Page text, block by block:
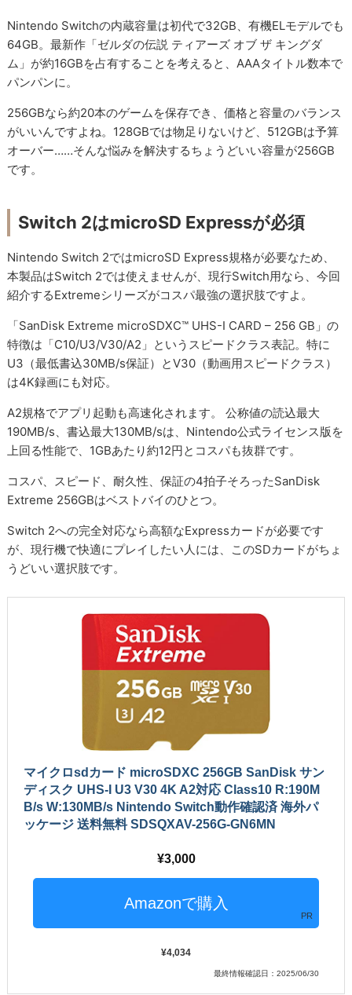
Nintendo Switchの内蔵容量は初代で32GB、有機ELモデルでも
64GB。最新作「ゼルダの伝説 ティアーズ オブ ザ キングダ
ム」が約16GBを占有することを考えると、AAAタイトル数本で
パンパンに。
256GBなら約20本のゲームを保存でき、価格と容量のバランス
がいいんですよね。128GBでは物足りないけど、512GBは予算
オーバー……そんな悩みを解決するちょうどいい容量が256GB
です。
Switch 2はmicroSD Expressが必須
Nintendo Switch 2ではmicroSD Express規格が必要なため、
本製品はSwitch 2では使えませんが、現行Switch用なら、今回
紹介するExtremeシリーズがコスパ最強の選択肢ですよ。
「SanDisk Extreme microSDXC™ UHS-I CARD – 256 GB」の
特徴は「C10/U3/V30/A2」というスピードクラス表記。特に
U3（最低書込30MB/s保証）とV30（動画用スピードクラス）
は4K録画にも対応。
A2規格でアプリ起動も高速化されます。 公称値の読込最大
190MB/s、書込最大130MB/sは、Nintendo公式ライセンス版を
上回る性能で、1GBあたり約12円とコスパも抜群です。
コスパ、スピード、耐久性、保証の4拍子そろったSanDisk
Extreme 256GBはベストバイのひとつ。
Switch 2への完全対応なら高額なExpressカードが必要です
が、現行機で快適にプレイしたい人には、このSDカードがちょ
うどいい選択肢です。
マイクロsdカード microSDXC 256GB SanDisk サン
ディスク UHS-I U3 V30 4K A2対応 Class10 R:190M
B/s W:130MB/s Nintendo Switch動作確認済 海外パ
ッケージ 送料無料 SDSQXAV-256G-GN6MN
3,000
PR
4,034
最終情報確認日：2025/06/30